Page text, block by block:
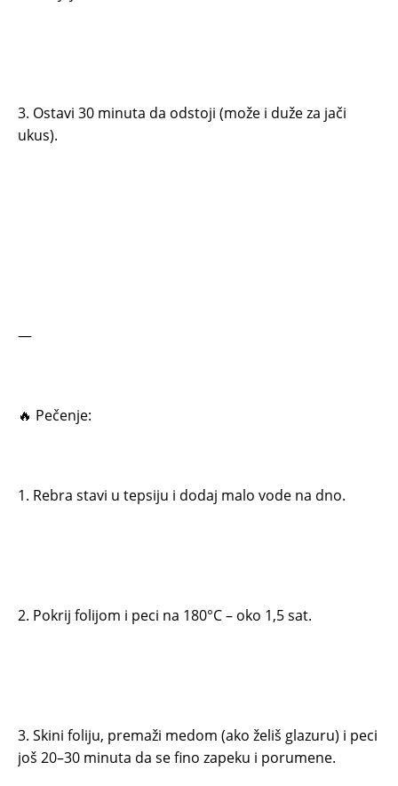
3. Ostavi 30 minuta da odstoji (može i duže za jači
ukus).
—
🔥 Pečenje:
1. Rebra stavi u tepsiju i dodaj malo vode na dno.
2. Pokrij folijom i peci na 180°C – oko 1,5 sat.
3. Skini foliju, premaži medom (ako želiš glazuru) i peci
još 20–30 minuta da se fino zapeku i porumene.